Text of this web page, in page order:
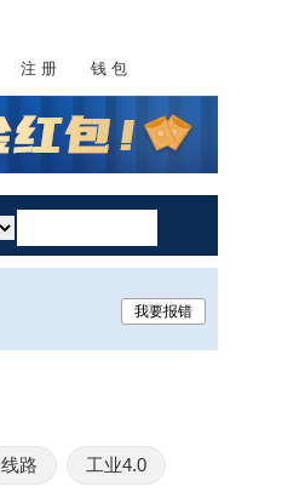
注 册 钱 包
我要报错
线路 工业4.0